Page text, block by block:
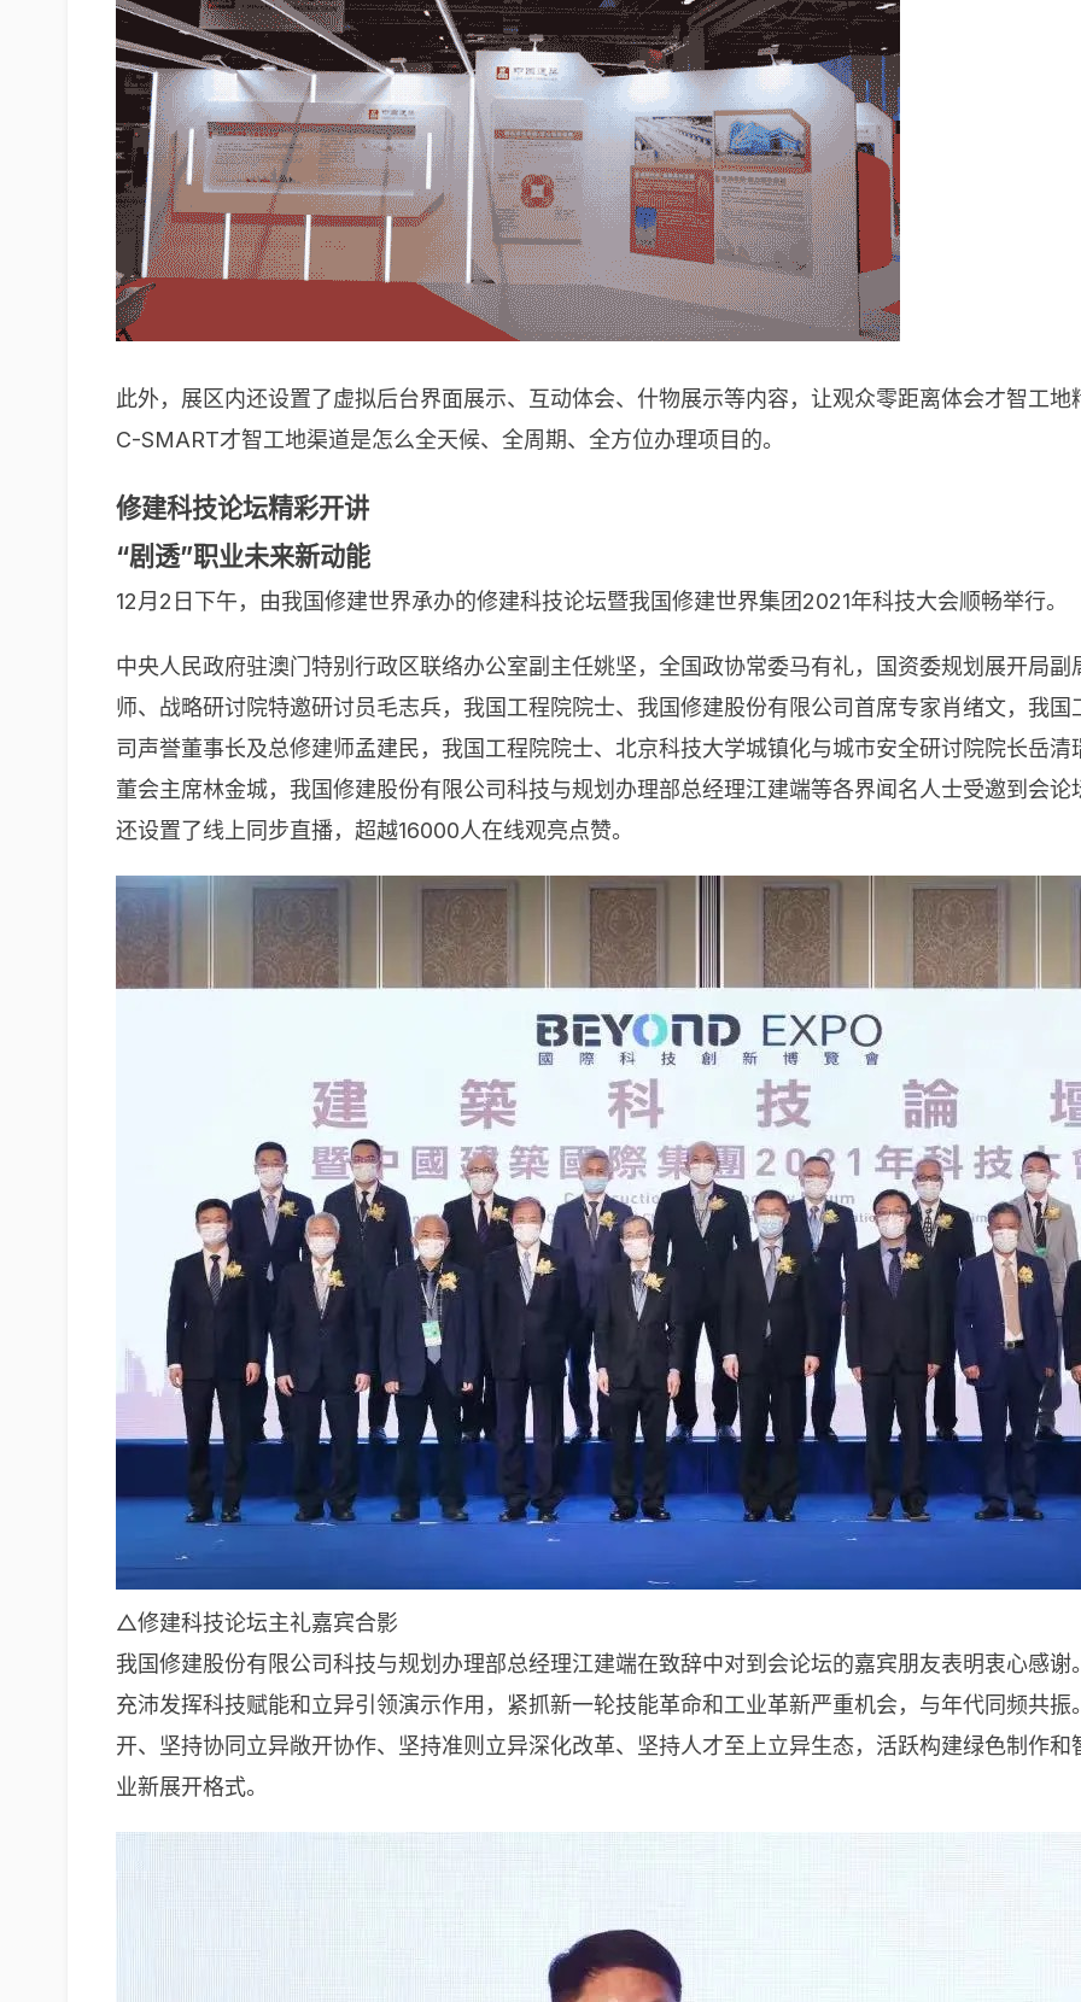
此外，展区内还设置了虚拟后台界面展示、互动体会、什物展示等内容，让观众零距离体会才智工
C-SMART才智工地渠道是怎么全天候、全周期、全方位办理项目的。
修建科技论坛精彩开讲
“剧透”职业未来新动能
12月2日下午，由我国修建世界承办的修建科技论坛暨我国修建世界集团2021年科技大会顺畅举行。
中央人民政府驻澳门特别行政区联络办公室副主任姚坚，全国政协常委马有礼，国资委规划展开局
师、战略研讨院特邀研讨员毛志兵，我国工程院院士、我国修建股份有限公司首席专家肖绪文，我
司声誉董事长及总修建师孟建民，我国工程院院士、北京科技大学城镇化与城市安全研讨院院长岳
董会主席林金城，我国修建股份有限公司科技与规划办理部总经理江建端等各界闻名人士受邀到会
还设置了线上同步直播，超越16000人在线观亮点赞。
△修建科技论坛主礼嘉宾合影
我国修建股份有限公司科技与规划办理部总经理江建端在致辞中对到会论坛的嘉宾朋友表明衷心感
充沛发挥科技赋能和立异引领演示作用，紧抓新一轮技能革命和工业革新严重机会，与年代同频共
开、坚持协同立异敞开协作、坚持准则立异深化改革、坚持人才至上立异生态，活跃构建绿色制作
业新展开格式。